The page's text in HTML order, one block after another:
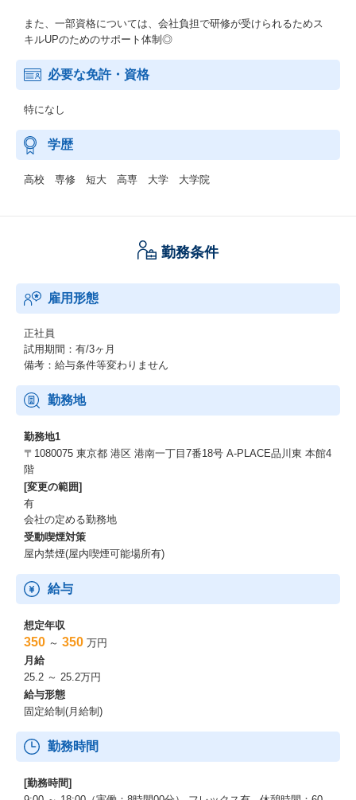
また、一部資格については、会社負担で研修が受けられるためス
キルUPのためのサポート体制◎
必要な免許・資格
特になし
学歴
高校 専修 短大 高専 大学 大学院
勤務条件
雇用形態
正社員
試用期間：有/3ヶ月
備考：給与条件等変わりません
勤務地
勤務地1
〒1080075 東京都 港区 港南一丁目7番18号 A-PLACE品川東 本館4
階
[変更の範囲]
有
会社の定める勤務地
受動喫煙対策
屋内禁煙(屋内喫煙可能場所有)
給与
想定年収
350 ～ 350 万円
月給
25.2 ～ 25.2万円
給与形態
固定給制(月給制)
勤務時間
[勤務時間]